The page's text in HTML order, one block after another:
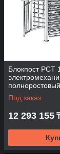
Блокпост РСТ
полноростовый
Под заказ
12 293 155